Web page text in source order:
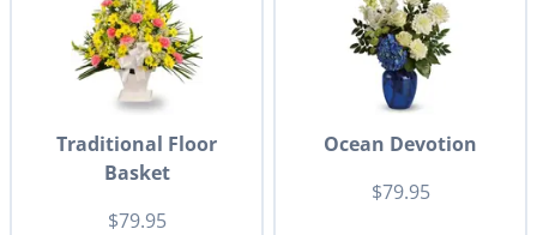
Traditional Floor
Basket
$79.95
Ocean Devotion
$79.95